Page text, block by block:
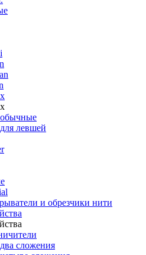
левшей
и обрезчики нити
сложения